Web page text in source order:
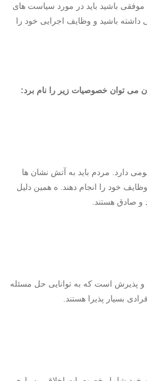
باشید باید در مورد سیاست های
باشید و وظایف اجرایی خود را
می توان خصوصیات زیر را نام برد:
دارد. مردم باید به آتش نشان ها
وظایف خود را انجام دهند. ه همین دلیل
و صادق هستند.
پذیرش است که به توانایی حل مسئله
بسیار پذیرا هستند.